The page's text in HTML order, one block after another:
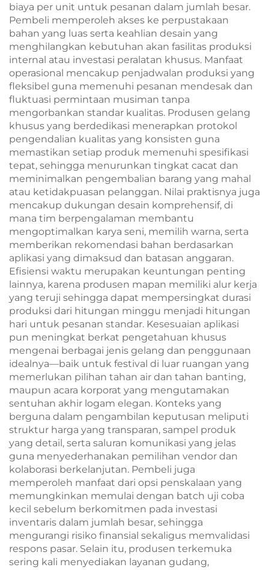
biaya per unit untuk pesanan dalam jumlah besar.
Pembeli memperoleh akses ke perpustakaan
bahan yang luas serta keahlian desain yang
menghilangkan kebutuhan akan fasilitas produksi
internal atau investasi peralatan khusus. Manfaat
operasional mencakup penjadwalan produksi yang
fleksibel guna memenuhi pesanan mendesak dan
fluktuasi permintaan musiman tanpa
mengorbankan standar kualitas. Produsen gelang
khusus yang berdedikasi menerapkan protokol
pengendalian kualitas yang konsisten guna
memastikan setiap produk memenuhi spesifikasi
tepat, sehingga menurunkan tingkat cacat dan
meminimalkan pengembalian barang yang mahal
atau ketidakpuasan pelanggan. Nilai praktisnya juga
mencakup dukungan desain komprehensif, di
mana tim berpengalaman membantu
mengoptimalkan karya seni, memilih warna, serta
memberikan rekomendasi bahan berdasarkan
aplikasi yang dimaksud dan batasan anggaran.
Efisiensi waktu merupakan keuntungan penting
lainnya, karena produsen mapan memiliki alur kerja
yang teruji sehingga dapat mempersingkat durasi
produksi dari hitungan minggu menjadi hitungan
hari untuk pesanan standar. Kesesuaian aplikasi
pun meningkat berkat pengetahuan khusus
mengenai berbagai jenis gelang dan penggunaan
idealnya—baik untuk festival di luar ruangan yang
memerlukan pilihan tahan air dan tahan banting,
maupun acara korporat yang mengutamakan
sentuhan akhir logam elegan. Konteks yang
berguna dalam pengambilan keputusan meliputi
struktur harga yang transparan, sampel produk
yang detail, serta saluran komunikasi yang jelas
guna menyederhanakan pemilihan vendor dan
kolaborasi berkelanjutan. Pembeli juga
memperoleh manfaat dari opsi penskalaan yang
memungkinkan memulai dengan batch uji coba
kecil sebelum berkomitmen pada investasi
inventaris dalam jumlah besar, sehingga
mengurangi risiko finansial sekaligus memvalidasi
respons pasar. Selain itu, produsen terkemuka
sering kali menyediakan layanan gudang,